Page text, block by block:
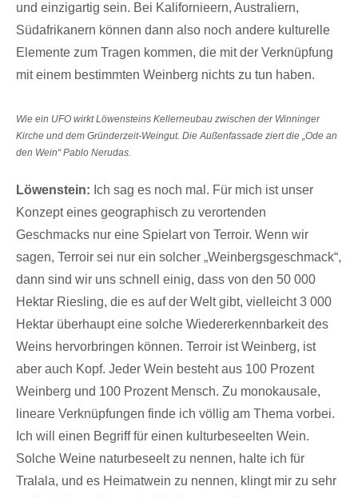
und einzigartig sein. Bei Kalifornieern, Australiern,
Südafrikanern können dann also noch andere kulturelle
Elemente zum Tragen kommen, die mit der Verknüpfung
mit einem bestimmten Weinberg nichts zu tun haben.
Wie ein UFO wirkt Löwensteins Kellerneubau zwischen der Winninger
Kirche und dem Gründerzeit-Weingut. Die Außenfassade ziert die „Ode an
den Wein“ Pablo Nerudas.
Löwenstein: Ich sag es noch mal. Für mich ist unser
Konzept eines geographisch zu verortenden
Geschmacks nur eine Spielart von Terroir. Wenn wir
sagen, Terroir sei nur ein solcher „Weinbergsgeschmack“,
dann sind wir uns schnell einig, dass von den 50 000
Hektar Riesling, die es auf der Welt gibt, vielleicht 3 000
Hektar überhaupt eine solche Wiedererkennbarkeit des
Weins hervorbringen können. Terroir ist Weinberg, ist
aber auch Kopf. Jeder Wein besteht aus 100 Prozent
Weinberg und 100 Prozent Mensch. Zu monokausale,
lineare Verknüpfungen finde ich völlig am Thema vorbei.
Ich will einen Begriff für einen kulturbeseelten Wein.
Solche Weine naturbeseelt zu nennen, halte ich für
Tralala, und es Heimatwein zu nennen, klingt mir zu sehr